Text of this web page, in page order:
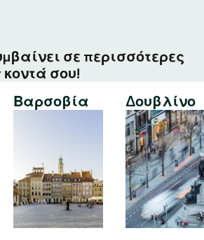
σε περισσότερες
κοντά σου!
Βαρσοβία Δουβλίνο